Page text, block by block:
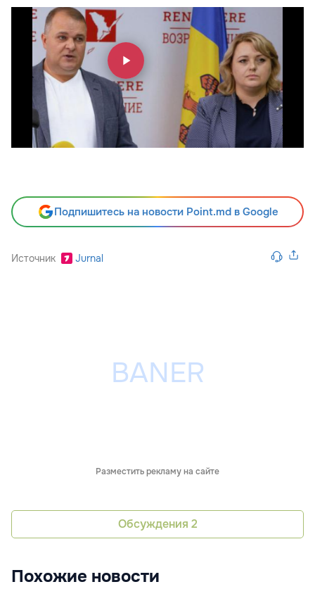
Подпишитесь на новости Point.md в Google
Источник Jurnal
Разместить рекламу на сайте
Обсуждения 2
Похожие новости